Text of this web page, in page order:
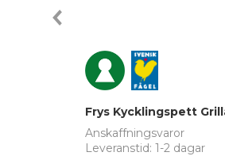
Anskaffningsvaror
Leveranstid: 1-2 dagar